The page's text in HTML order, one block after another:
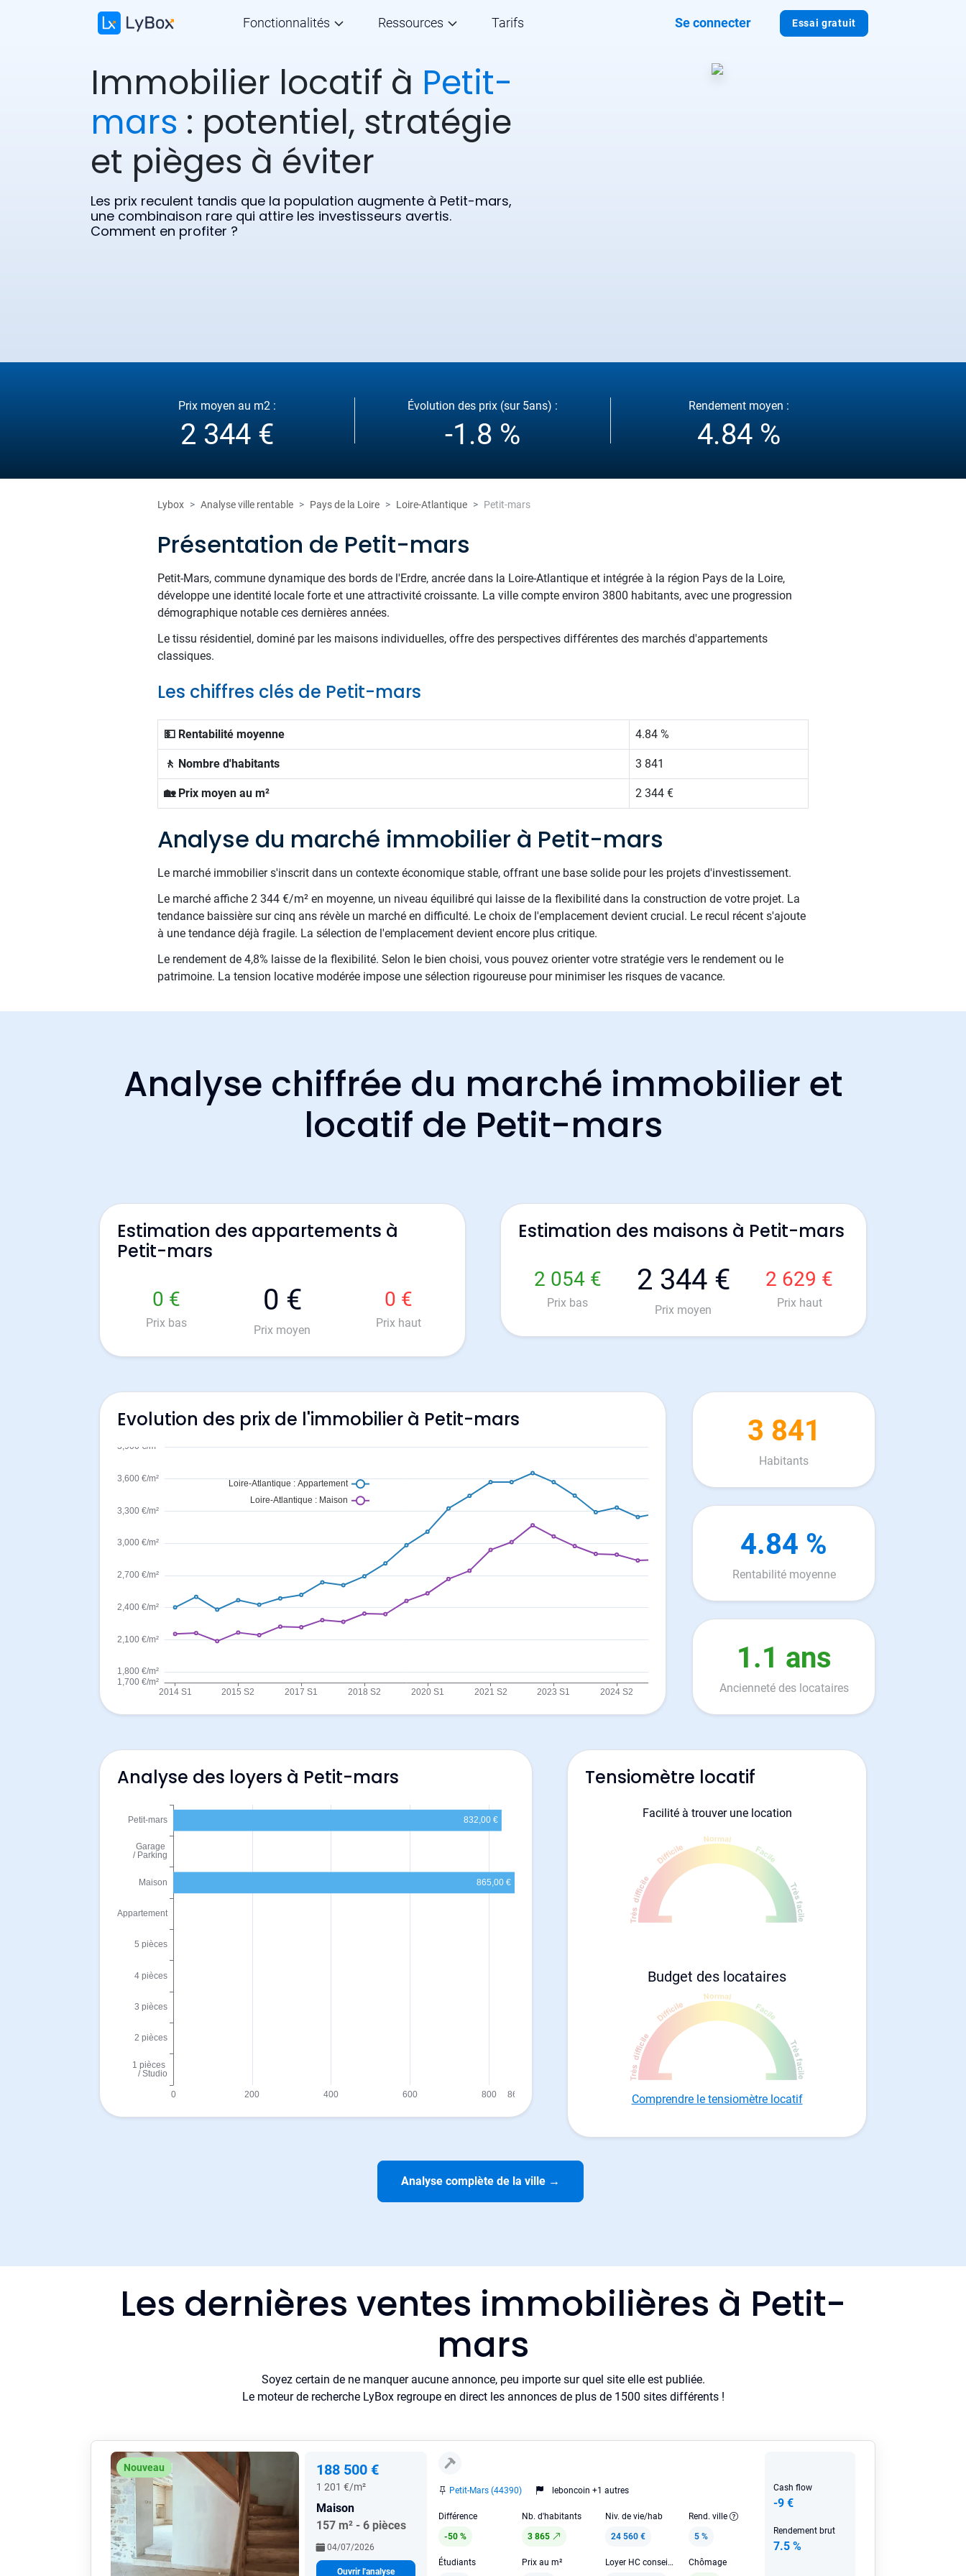
Essai gratuit
Fonctionnalités Ressources Tarifs Se connecter
Immobilier locatif à Petit-
mars : potentiel, stratégie
et pièges à éviter
Les prix reculent tandis que la population augmente à Petit-mars,
une combinaison rare qui attire les investisseurs avertis.
Comment en profiter ?
Prix moyen au m2 :
2 344 €
Évolution des prix (sur 5ans) :
-1.8 %
Rendement moyen :
4.84 %
Lybox Analyse ville rentable Pays de la Loire Loire-Atlantique Petit-mars
Présentation de Petit-mars
Petit-Mars, commune dynamique des bords de l'Erdre, ancrée dans la Loire-Atlantique et intégrée à la région Pays de la Loire,
développe une identité locale forte et une attractivité croissante. La ville compte environ 3800 habitants, avec une progression
démographique notable ces dernières années.
Le tissu résidentiel, dominé par les maisons individuelles, offre des perspectives différentes des marchés d'appartements
classiques.
Les chiffres clés de Petit-mars
💵 Rentabilité moyenne 4.84 %
🚶 Nombre d'habitants 3 841
🏡 Prix moyen au m² 2 344 €
Analyse du marché immobilier à Petit-mars
Le marché immobilier s'inscrit dans un contexte économique stable, offrant une base solide pour les projets d'investissement.
Le marché affiche 2 344 €/m² en moyenne, un niveau équilibré qui laisse de la flexibilité dans la construction de votre projet. La
tendance baissière sur cinq ans révèle un marché en difficulté. Le choix de l'emplacement devient crucial. Le recul récent s'ajoute
à une tendance déjà fragile. La sélection de l'emplacement devient encore plus critique.
Le rendement de 4,8% laisse de la flexibilité. Selon le bien choisi, vous pouvez orienter votre stratégie vers le rendement ou le
patrimoine. La tension locative modérée impose une sélection rigoureuse pour minimiser les risques de vacance.
Analyse chiffrée du marché immobilier et
locatif de Petit-mars
Estimation des appartements à
Petit-mars
0 €
Prix bas
0 €
Prix moyen
0 €
Prix haut
Estimation des maisons à Petit-mars
2 054 €
Prix bas
2 344 €
Prix moyen
2 629 €
Prix haut
Evolution des prix de l'immobilier à Petit-mars 3 841
Habitants
4.84 %
Rentabilité moyenne
1.1 ans
Ancienneté des locataires
Analyse des loyers à Petit-mars Tensiomètre locatif
Facilité à trouver une location
Budget des locataires
Comprendre le tensiomètre locatif
Analyse complète de la ville →
Les dernières ventes immobilières à Petit-
mars
Soyez certain de ne manquer aucune annonce, peu importe sur quel site elle est publiée.
Le moteur de recherche LyBox regroupe en direct les annonces de plus de 1500 sites différents !
Nouveau 188 500 €
1 201 €/m²
Maison
157 m² - 6 pièces
04/07/2026
Ouvrir l'analyse
Petit-Mars (44390) leboncoin +1 autres
Différence
-50 %
Nb. d'habitants
3 865
Niv. de vie/hab
24 560 €
Rend. ville
5 %
Étudiants Prix au m² Loyer HC conseillé Chômage
Cash flow
-9 €
Rendement brut
7.5 %